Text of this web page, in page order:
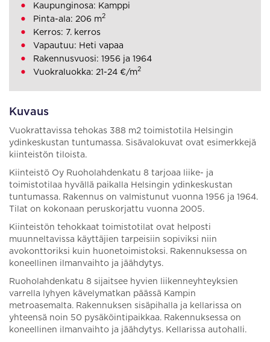
Kuvaus
Vuokrattavissa tehokas 388 m2 toimistotila Helsingin
ydinkeskustan tuntumassa. Sisävalokuvat ovat esimerkkejä
kiinteistön tiloista.
Kiinteistö Oy Ruoholahdenkatu 8 tarjoaa liike- ja
toimistotilaa hyvällä paikalla Helsingin ydinkeskustan
tuntumassa. Rakennus on valmistunut vuonna 1956 ja 1964.
Tilat on kokonaan peruskorjattu vuonna 2005.
Kiinteistön tehokkaat toimistotilat ovat helposti
muunneltavissa käyttäjien tarpeisiin sopiviksi niin
avokonttoriksi kuin huonetoimistoksi. Rakennuksessa on
koneellinen ilmanvaihto ja jäähdytys.
Ruoholahdenkatu 8 sijaitsee hyvien liikenneyhteyksien
varrella lyhyen kävelymatkan päässä Kampin
metroasemalta. Rakennuksen sisäpihalla ja kellarissa on
yhteensä noin 50 pysäköintipaikkaa. Rakennuksessa on
koneellinen ilmanvaihto ja jäähdytys. Kellarissa autohalli.
Kaupunginosa: Kamppi
Pinta-ala: 206 m2
Kerros: 7. kerros
Vapautuu: Heti vapaa
Rakennusvuosi: 1956 ja 1964
Vuokraluokka: 21-24 €/m2